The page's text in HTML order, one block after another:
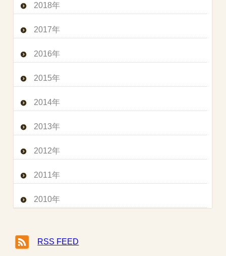
2018年
2017年
2016年
2015年
2014年
2013年
2012年
2011年
2010年
RSS FEED